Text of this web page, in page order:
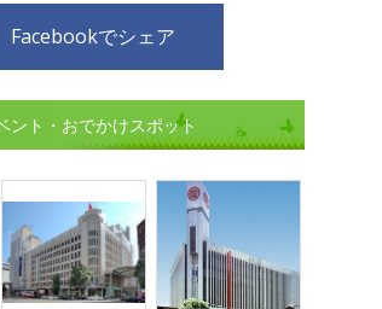
Facebookでシェア
ント・おでかけスポット